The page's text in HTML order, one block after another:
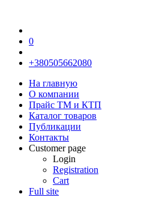
0
+380505662080
На главную
О компании
Прайс TM и КТП
Каталог товаров
Публикации
Контакты
Customer page
Login
Registration
Cart
Full site